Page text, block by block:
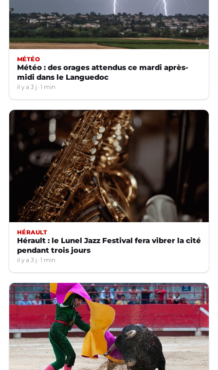
MÉTÉO
Météo : des orages attendus ce mardi après-
midi dans le Languedoc
il y a 3 j 1 min
HÉRAULT
Hérault : le Lunel Jazz Festival fera vibrer la cité
pendant trois jours
il y a 3 j 1 min